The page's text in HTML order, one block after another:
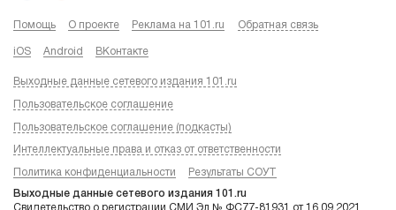
Помощь О проекте Реклама на 101.ru Обратная связь
iOS Android ВКонтакте
Выходные данные сетевого издания 101.ru
Пользовательское соглашение
Пользовательское соглашение (подкасты)
Интеллектуальные права и отказ от ответственности
Политика конфиденциальности Результаты СОУТ
Выходные данные сетевого издания 101.ru
Свидетельство о регистрации СМИ Эл № ФС77-81931 от 16.09.2021,